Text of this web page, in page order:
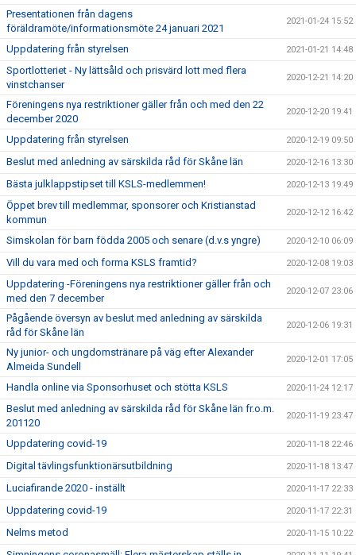
Presentationen från dagens
föräldramöte/informationsmöte 24 januari 2021
2021-01-24 15:52
Uppdatering från styrelsen 2021-01-21 14:48
Sportlotteriet - Ny lättsåld och prisvärd lott med flera
vinstchanser
2020-12-21 14:20
Föreningens nya restriktioner gäller från och med den 22
december 2020
2020-12-20 19:41
Uppdatering från styrelsen 2020-12-19 09:50
Beslut med anledning av särskilda råd för Skåne län 2020-12-16 13:30
Bästa julklappstipset till KSLS-medlemmen! 2020-12-13 19:49
Öppet brev till medlemmar, sponsorer och Kristianstad
kommun
2020-12-12 16:42
Simskolan för barn födda 2005 och senare (d.v.s yngre) 2020-12-10 06:09
Vill du vara med och forma KSLS framtid? 2020-12-08 19:03
Uppdatering -Föreningens nya restriktioner gäller från och
med den 7 december
2020-12-07 23:06
Pågående översyn av beslut med anledning av särskilda
råd för Skåne län
2020-12-06 19:31
Ny junior- och ungdomstränare på väg efter Alexander
Almeida Sundell
2020-12-01 17:05
Handla online via Sponsorhuset och stötta KSLS 2020-11-24 12:17
Beslut med anledning av särskilda råd för Skåne län fr.o.m.
201120
2020-11-19 23:47
Uppdatering covid-19 2020-11-18 22:46
Digital tävlingsfunktionärsutbildning 2020-11-18 13:47
Luciafirande 2020 - inställt 2020-11-17 22:33
Uppdatering covid-19 2020-11-17 22:31
Nelms metod 2020-11-15 10:22